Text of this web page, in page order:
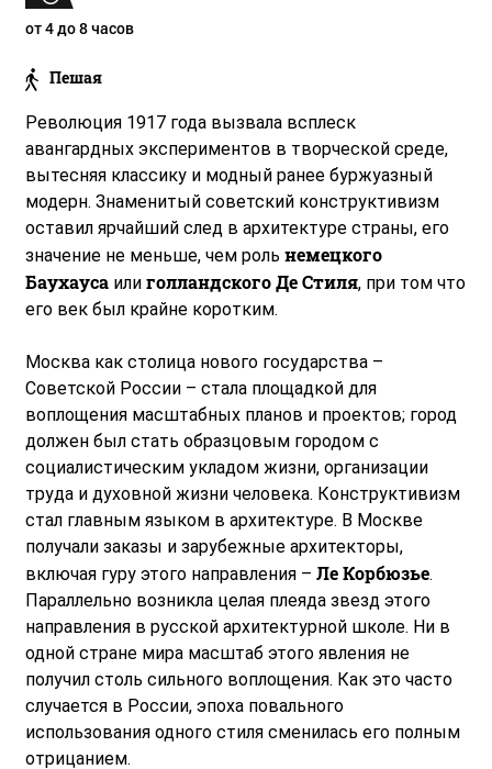
от 4 до 8 часов
Пешая
Революция 1917 года вызвала всплеск
авангардных экспериментов в творческой среде,
вытесняя классику и модный ранее буржуазный
модерн. Знаменитый советский конструктивизм
оставил ярчайший след в архитектуре страны, его
значение не меньше, чем роль немецкого
Баухауса или голландского Де Стиля, при том что
его век был крайне коротким.
Москва как столица нового государства –
Советской России – стала площадкой для
воплощения масштабных планов и проектов; город
должен был стать образцовым городом с
социалистическим укладом жизни, организации
труда и духовной жизни человека. Конструктивизм
стал главным языком в архитектуре. В Москве
получали заказы и зарубежные архитекторы,
включая гуру этого направления – Ле Корбюзье.
Параллельно возникла целая плеяда звезд этого
направления в русской архитектурной школе. Ни в
одной стране мира масштаб этого явления не
получил столь сильного воплощения. Как это часто
случается в России, эпоха повального
использования одного стиля сменилась его полным
отрицанием.